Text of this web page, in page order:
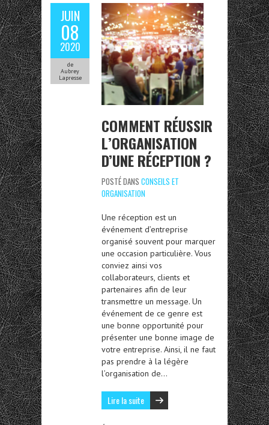
JUIN
08
2020
de
Aubrey
Lapresse
COMMENT RÉUSSIR
L’ORGANISATION
D’UNE RÉCEPTION ?
POSTÉ DANS CONSEILS ET
ORGANISATION
Une réception est un
événement d’entreprise
organisé souvent pour marquer
une occasion particulière. Vous
conviez ainsi vos
collaborateurs, clients et
partenaires afin de leur
transmettre un message. Un
événement de ce genre est
une bonne opportunité pour
présenter une bonne image de
votre entreprise. Ainsi, il ne faut
pas prendre à la légère
l’organisation de…
Lire la suite